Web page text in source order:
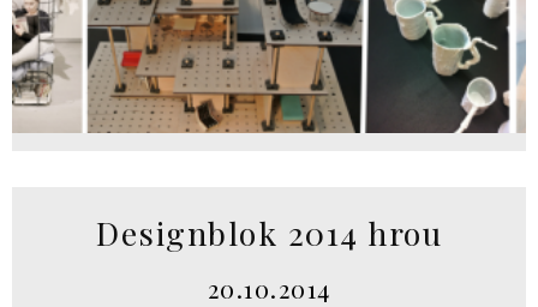
Designblok 2014 hrou
20.10.2014